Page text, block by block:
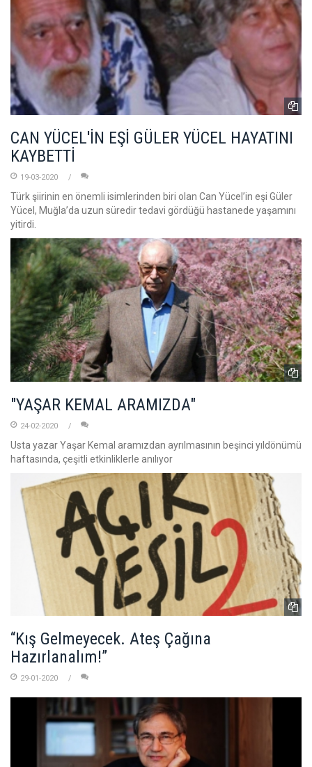
CAN YÜCEL'İN EŞİ GÜLER YÜCEL HAYATINI
KAYBETTİ
19-03-2020
Türk şiirinin en önemli isimlerinden biri olan Can Yücel’in eşi Güler
Yücel, Muğla’da uzun süredir tedavi gördüğü hastanede yaşamını
yitirdi.
"YAŞAR KEMAL ARAMIZDA"
24-02-2020
Usta yazar Yaşar Kemal aramızdan ayrılmasının beşinci yıldönümü
haftasında, çeşitli etkinliklerle anılıyor
“Kış Gelmeyecek. Ateş Çağına
Hazırlanalım!”
29-01-2020